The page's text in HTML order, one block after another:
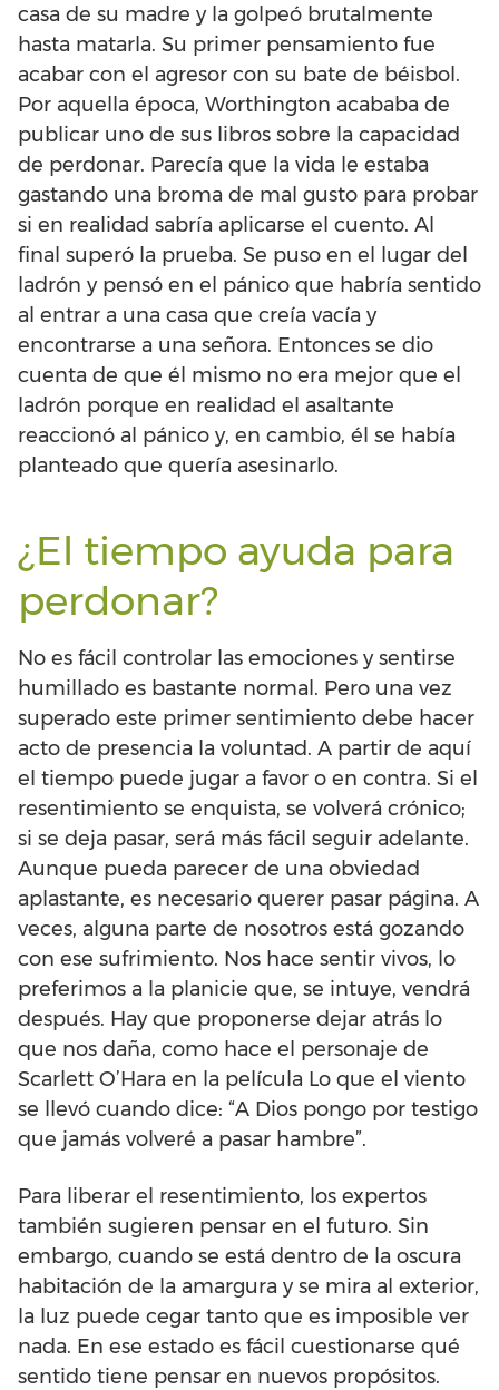
casa de su madre y la golpeó brutalmente
hasta matarla. Su primer pensamiento fue
acabar con el agresor con su bate de béisbol.
Por aquella época, Worthington acababa de
publicar uno de sus libros sobre la capacidad
de perdonar. Parecía que la vida le estaba
gastando una broma de mal gusto para probar
si en realidad sabría aplicarse el cuento. Al
final superó la prueba. Se puso en el lugar del
ladrón y pensó en el pánico que habría sentido
al entrar a una casa que creía vacía y
encontrarse a una señora. Entonces se dio
cuenta de que él mismo no era mejor que el
ladrón porque en realidad el asaltante
reaccionó al pánico y, en cambio, él se había
planteado que quería asesinarlo.
¿El tiempo ayuda para
perdonar?
No es fácil controlar las emociones y sentirse
humillado es bastante normal. Pero una vez
superado este primer sentimiento debe hacer
acto de presencia la voluntad. A partir de aquí
el tiempo puede jugar a favor o en contra. Si el
resentimiento se enquista, se volverá crónico;
si se deja pasar, será más fácil seguir adelante.
Aunque pueda parecer de una obviedad
aplastante, es necesario querer pasar página. A
veces, alguna parte de nosotros está gozando
con ese sufrimiento. Nos hace sentir vivos, lo
preferimos a la planicie que, se intuye, vendrá
después. Hay que proponerse dejar atrás lo
que nos daña, como hace el personaje de
Scarlett O’Hara en la película Lo que el viento
se llevó cuando dice: “A Dios pongo por testigo
que jamás volveré a pasar hambre”.
Para liberar el resentimiento, los expertos
también sugieren pensar en el futuro. Sin
embargo, cuando se está dentro de la oscura
habitación de la amargura y se mira al exterior,
la luz puede cegar tanto que es imposible ver
nada. En ese estado es fácil cuestionarse qué
sentido tiene pensar en nuevos propósitos.